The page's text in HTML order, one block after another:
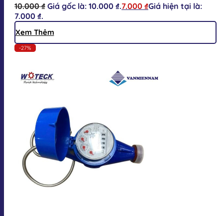
10.000₫ Giá gốc là: 10.000 ₫.7.000 ₫Giá hiện tại là:
7.000 ₫.
Xem Thêm
-27%